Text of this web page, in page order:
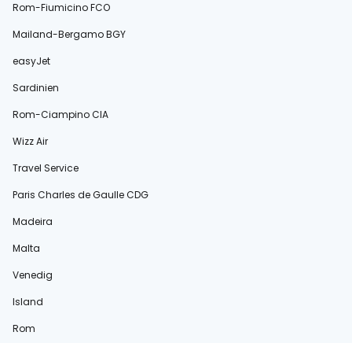
Rom-Fiumicino FCO
Mailand-Bergamo BGY
easyJet
Sardinien
Rom-Ciampino CIA
Wizz Air
Travel Service
Paris Charles de Gaulle CDG
Madeira
Malta
Venedig
Island
Rom